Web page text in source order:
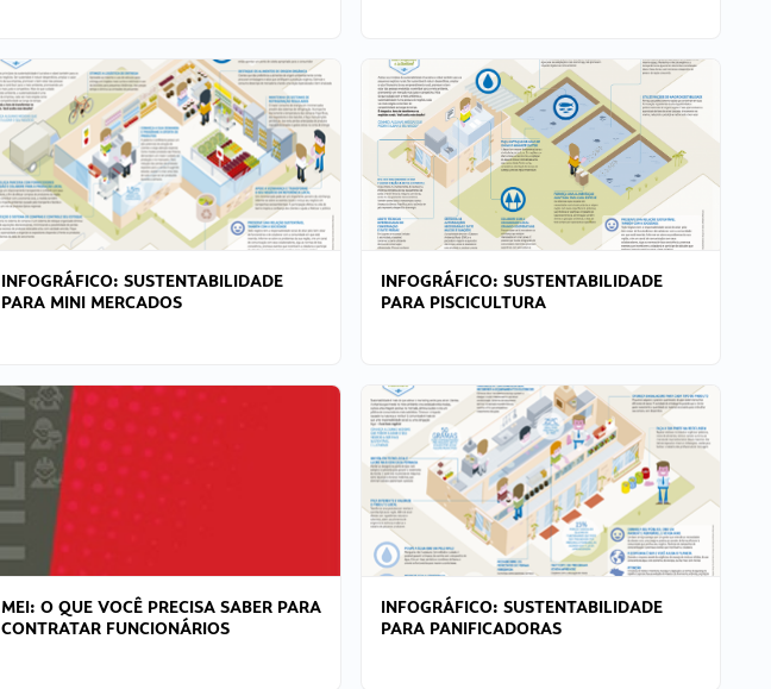
INFOGRÁFICO: SUSTENTABILIDADE
PARA MINI MERCADOS
INFOGRÁFICO: SUSTENTABILIDADE
PARA PISCICULTURA
MEI: O QUE VOCÊ PRECISA SABER PARA
CONTRATAR FUNCIONÁRIOS
INFOGRÁFICO: SUSTENTABILIDADE
PARA PANIFICADORAS